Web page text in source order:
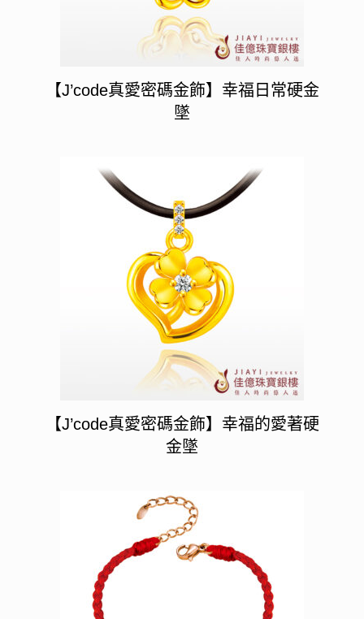
【J’code真愛密碼金飾】幸福日常硬金
墜
【J’code真愛密碼金飾】幸福的愛著硬
金墜